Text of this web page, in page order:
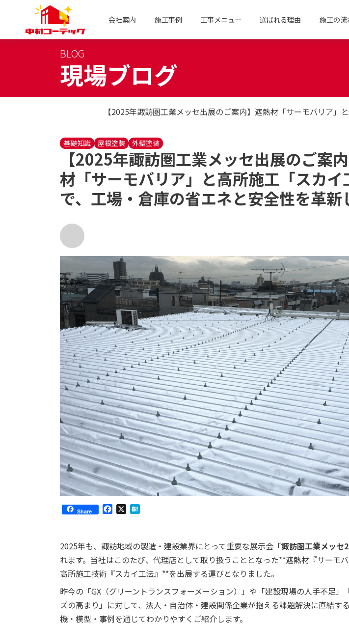
会社案内 施工事例 工事メニュー 選ばれる理由 施工の流
BLOG
現場ブログ
【2025年諏訪圏工業メッセ出展のご案内】遮熱材「サーモバリア
基礎知識 屋根塗装 外壁塗装
【2025年諏訪圏工業メッセ出展のご案
材「サーモバリア」と高所施工「スカイ
で、工場・倉庫の省エネと安全性を革新
Share Facebook
X
2025年も、諏訪地域の製造・建設業界にとって重要な展示会「諏訪圏工業メッセ
れます。当社はこのたび、代理店として取り扱うこととなった**遮熱材『サーモバ
高所施工技術『スカイ工法』**を出展する運びとなりました。
昨今の「GX（グリーントランスフォーメーション）」や「建設現場の人手不足」
ズの高まり」に対して、法人・自治体・建設関係企業が抱える課題解決に直結す
機・模型・事例を通じてわかりやすくご紹介します。